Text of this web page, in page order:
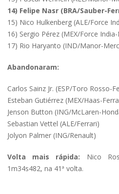
14) Felipe Nasr (BRA/Sauber-
15) Nico Hulkenberg (ALE/Force
16) Sergio Pérez (MEX/Force
17) Rio Haryanto (IND/Manor-
Abandonaram:
Carlos Sainz Jr. (ESP/Toro Rosso-
Esteban Gutiérrez (MEX/Haas-
Jenson Button (ING/McLaren-
Sebastian Vettel (ALE/Ferrari)
Jolyon Palmer (ING/Renault)
Volta mais rápida: Nico
1m34s482, na 41ª volta.